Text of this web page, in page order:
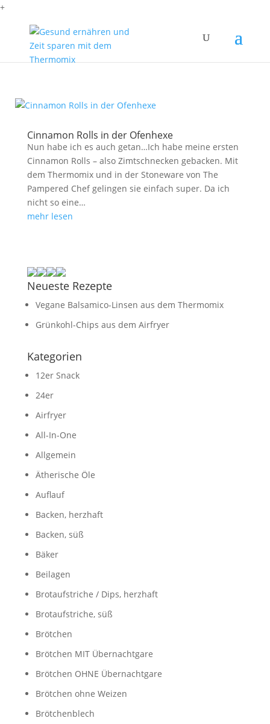
+
Cinnamon Rolls in der Ofenhexe
Nun habe ich es auch getan…Ich habe meine ersten
Cinnamon Rolls – also Zimtschnecken gebacken. Mit
dem Thermomix und in der Stoneware von The
Pampered Chef gelingen sie einfach super. Da ich
nicht so eine…
mehr lesen
Neueste Rezepte
Vegane Balsamico-Linsen aus dem Thermomix
Grünkohl-Chips aus dem Airfryer
Kategorien
12er Snack
24er
Airfryer
All-In-One
Allgemein
Ätherische Öle
Auflauf
Backen, herzhaft
Backen, süß
Bäker
Beilagen
Brotaufstriche / Dips, herzhaft
Brotaufstriche, süß
Brötchen
Brötchen MIT Übernachtgare
Brötchen OHNE Übernachtgare
Brötchen ohne Weizen
Brötchenblech